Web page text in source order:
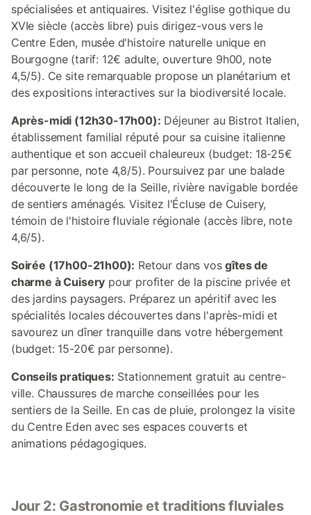
spécialisées et antiquaires. Visitez l'église gothique du
XVIe siècle (accès libre) puis dirigez-vous vers le
Centre Eden, musée d'histoire naturelle unique en
Bourgogne (tarif: 12€ adulte, ouverture 9h00, note
4,5/5). Ce site remarquable propose un planétarium et
des expositions interactives sur la biodiversité locale.
Après-midi (12h30-17h00): Déjeuner au Bistrot Italien,
établissement familial réputé pour sa cuisine italienne
authentique et son accueil chaleureux (budget: 18-25€
par personne, note 4,8/5). Poursuivez par une balade
découverte le long de la Seille, rivière navigable bordée
de sentiers aménagés. Visitez l'Écluse de Cuisery,
témoin de l'histoire fluviale régionale (accès libre, note
4,6/5).
Soirée (17h00-21h00): Retour dans vosgîtes de
charme à Cuisery pour profiter de la piscine privée et
des jardins paysagers. Préparez un apéritif avec les
spécialités locales découvertes dans l'après-midi et
savourez un dîner tranquille dans votre hébergement
(budget: 15-20€ par personne).
Conseils pratiques: Stationnement gratuit au centre-
ville. Chaussures de marche conseillées pour les
sentiers de la Seille. En cas de pluie, prolongez la visite
du Centre Eden avec ses espaces couverts et
animations pédagogiques.
Jour 2: Gastronomie et traditions fluviales